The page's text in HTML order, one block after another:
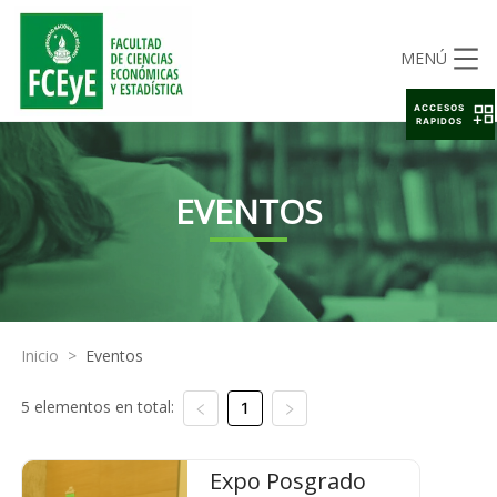
MENÚ
EVENTOS
Inicio > Eventos
5 elementos en total: 1
Expo Posgrado
ACCESOS
RAPIDOS